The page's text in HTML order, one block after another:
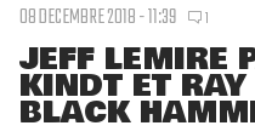
08 DECEMBRE 2018 - 11:39 1
JEFF LEMIRE
KINDT ET
BLACK